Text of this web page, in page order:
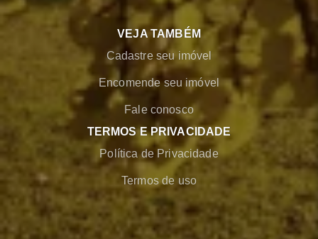
VEJA TAMBÉM
Cadastre seu imóvel
Encomende seu imóvel
Fale conosco
TERMOS E PRIVACIDADE
Política de Privacidade
Termos de uso